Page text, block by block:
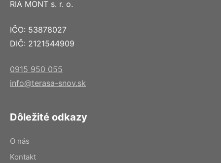
RIA MONT s. r. o.
IČO: 53878027
DIČ: 2121544909
0915 950 055
info@terasa-snov.sk
Dôležité odkazy
O nás
Kontakt